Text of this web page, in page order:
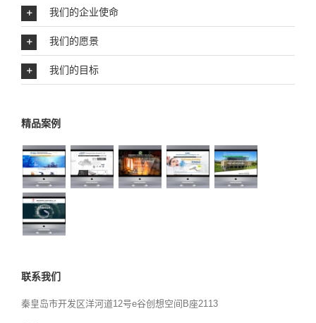
我们的企业使命
我们的愿景
我们的目标
精品案例
联系我们
秦皇岛市开发区洋河道12号e谷创想空间B座2113